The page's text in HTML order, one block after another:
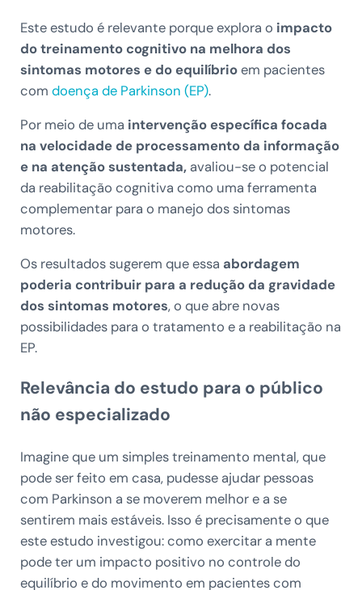
Este estudo é relevante porque explora o impacto
do treinamento cognitivo na melhora dos
sintomas motores e do equilíbrioem pacientes
com doença de Parkinson (EP).
Por meio de uma intervenção específica focada
na velocidade de processamento da informação
e na atenção sustentada,avaliou-se o potencial
da reabilitação cognitiva como uma ferramenta
complementar para o manejo dos sintomas
motores.
Os resultados sugerem que essa abordagem
poderia contribuir para a redução da gravidade
dos sintomas motores, o que abre novas
possibilidades para o tratamento e a reabilitação na
EP.
Relevância do estudo para o público
não especializado
Imagine que um simples treinamento mental, que
pode ser feito em casa, pudesse ajudar pessoas
com Parkinson a se moverem melhor e a se
sentirem mais estáveis. Isso é precisamente o que
este estudo investigou: como exercitar a mente
pode ter um impacto positivo no controle do
equilíbrio e do movimento em pacientes com